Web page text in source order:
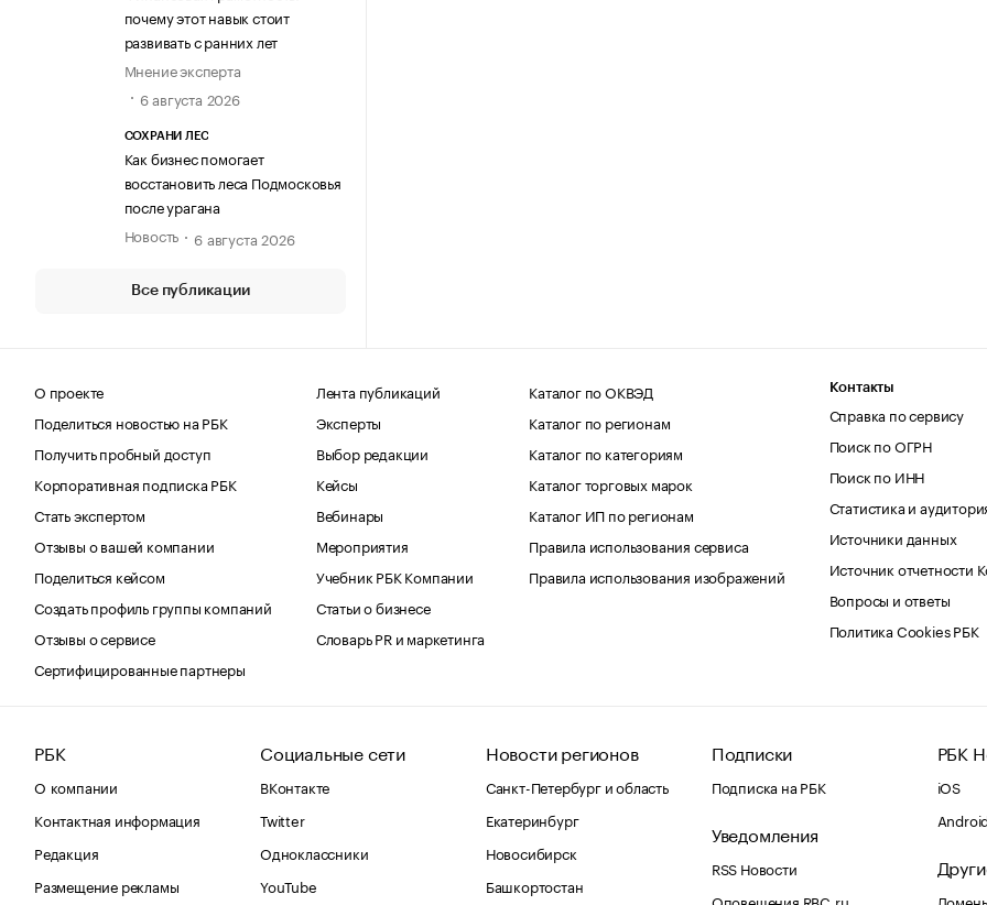
почему этот навык стоит
развивать с ранних лет
Мнение эксперта
6 августа 2026
СОХРАНИ ЛЕС
Как бизнес помогает
восстановить леса Подмосковья
после урагана
Новость
6 августа 2026
Все публикации
О проекте
Поделиться новостью на РБК
Получить пробный доступ
Корпоративная подписка РБК
Стать экспертом
Отзывы о вашей компании
Поделиться кейсом
Создать профиль группы компаний
Отзывы о сервисе
Сертифицированные партнеры
Лента публикаций
Эксперты
Выбор редакции
Кейсы
Вебинары
Мероприятия
Учебник РБК Компании
Статьи о бизнесе
Словарь PR и маркетинга
Каталог по ОКВЭД
Каталог по регионам
Каталог по категориям
Каталог торговых марок
Каталог ИП по регионам
Правила использования сервиса
Правила использования изображений
Контакты
Справка по сервису
Поиск по ОГРН
Поиск по ИНН
Статистика и
Источники данных
Источник отчетности
Вопросы и ответы
Политика Cookies РБК
РБК
О компании
Контактная информация
Редакция
Размещение рекламы
Социальные сети
ВКонтакте
Twitter
Одноклассники
YouTube
Новости регионов
Санкт-Петербург и область
Екатеринбург
Новосибирск
Башкортостан
Подписки
Подписка на РБК
Уведомления
RSS Новости
Оповещения RBC.ru
РБК
iOS